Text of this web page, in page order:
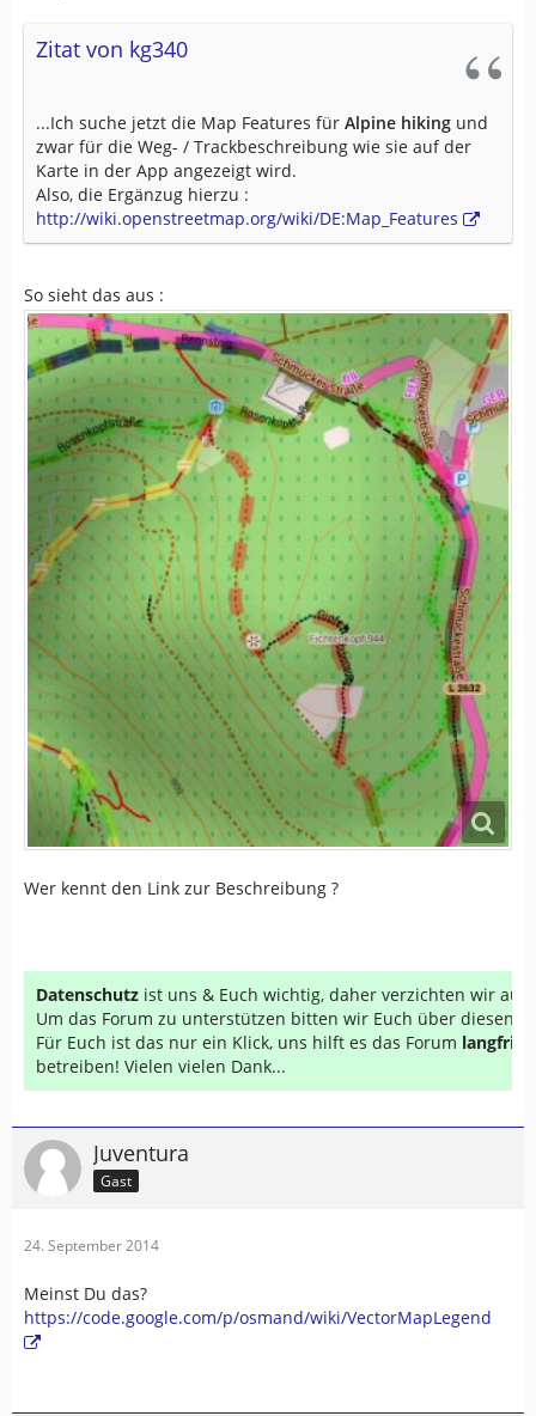
Zitat von kg340
...Ich suche jetzt die Map Features für Alpine hiking und
zwar für die Weg- / Trackbeschreibung wie sie auf der
Karte in der App angezeigt wird.
Also, die Ergänzug hierzu :
http://wiki.openstreetmap.org/wiki/DE:Map_Features
So sieht das aus :
Wer kennt den Link zur Beschreibung ?
Datenschutz ist uns & Euch wichtig, daher verzichten wir auf
Um das Forum zu unterstützen bitten wir Euch über diesen
Für Euch ist das nur ein Klick, uns hilft es das Forum
betreiben! Vielen vielen Dank...
Juventura
Gast
24. September 2014
Meinst Du das?
https://code.google.com/p/osmand/wiki/VectorMapLegend